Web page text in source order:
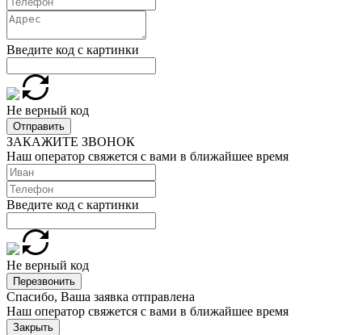
Введите код с картинки
Не верный код
Отправить
ЗАКАЖИТЕ ЗВОНОК
Наш оператор свяжется с вами в ближайшее время
Введите код с картинки
Не верный код
Перезвонить
Спасибо, Ваша заявка отправлена
Наш оператор свяжется с вами в ближайшее время
Закрыть